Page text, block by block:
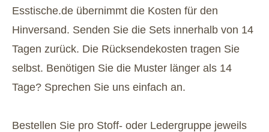
Esstische.de übernimmt die Kosten für den
Hinversand. Senden Sie die Sets innerhalb von 14
Tagen zurück. Die Rücksendekosten tragen Sie
selbst. Benötigen Sie die Muster länger als 14
Tage? Sprechen Sie uns einfach an.
Bestellen Sie pro Stoff- oder Ledergruppe jeweils